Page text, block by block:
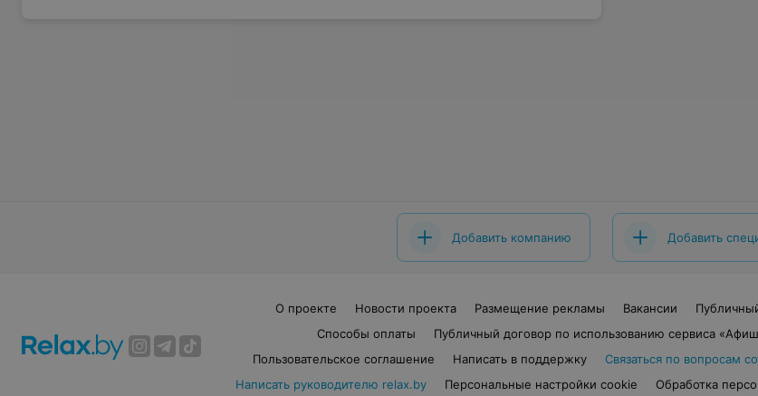
Добавить компанию Добавить
О проекте Новости проекта Размещение рекламы Вакансии
Способы оплаты
Публичный договор по использованию сервиса
Пользовательское соглашение
Написать в поддержку
Связаться по вопросам
Написать руководителю relax.by
Персональные настройки cookie Обработка